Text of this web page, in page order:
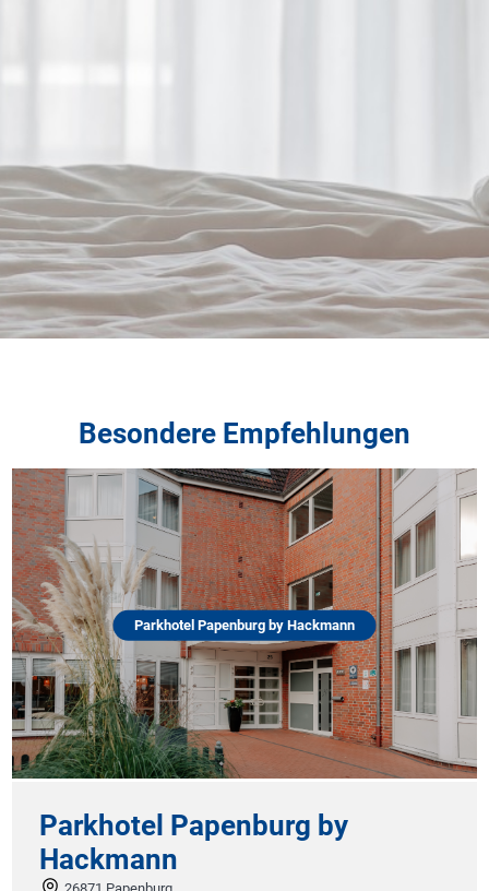
Besondere Empfehlungen
Parkhotel Papenburg by Hackmann
Papenburg by